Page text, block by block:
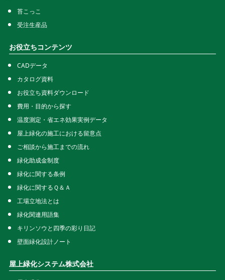
苔こっこ
受注生産品
お役立ちコンテンツ
CADデータ
カタログ資料
お役立ち資料ダウンロード
費用・目的から探す
温度測定・省エネ効果実例データ
屋上緑化の施工における留意点
ご相談から施工までの流れ
緑化助成金制度
緑化に関する条例
緑化に関するＱ＆Ａ
工場立地法とは
緑化関連用語集
キリンソウと四季の彩り日記
壁面緑化設計ノート
屋上緑化システム株式会社